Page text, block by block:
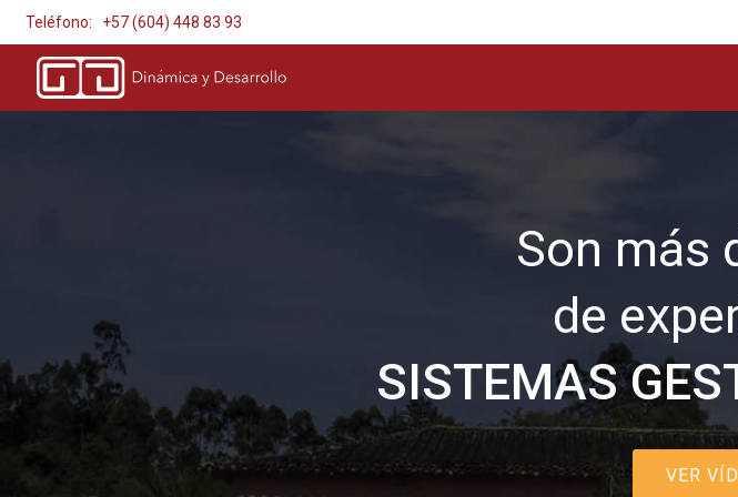
Teléfono: +57 (604) 448 83 93
Son más
de
SISTEMAS
VER